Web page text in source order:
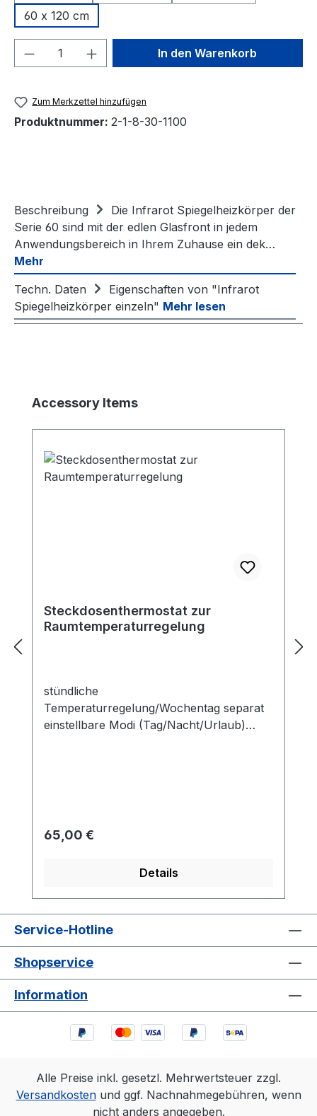
60 x 120 cm
Produkt Anzahl: Gib denIn den Warenkorb
Zum Merkzettel hinzufügen
Produktnummer: 2-1-8-30-1100
Beschreibung
Die Infrarot Spiegelheizkörper der
Serie 60 sind mit der edlen Glasfront in jedem
Anwendungsbereich in Ihrem Zuhause ein dek…
Mehr
Techn. Daten
Eigenschaften von "Infrarot
Spiegelheizkörper einzeln" Mehr lesen
Produktgalerie überspringen
Accessory Items
Steckdosenthermostat zur
Raumtemperaturregelung
stündliche
Temperaturregelung/Wochentag separat
einstellbare Modi (Tag/Nacht/Urlaub)
Regulärer Preis:
65,00 €
Details
Service-Hotline
Shopservice
Information
Alle Preise inkl. gesetzl. Mehrwertsteuer zzgl.
Versandkostenund ggf. Nachnahmegebühren, wenn
nicht anders angegeben.